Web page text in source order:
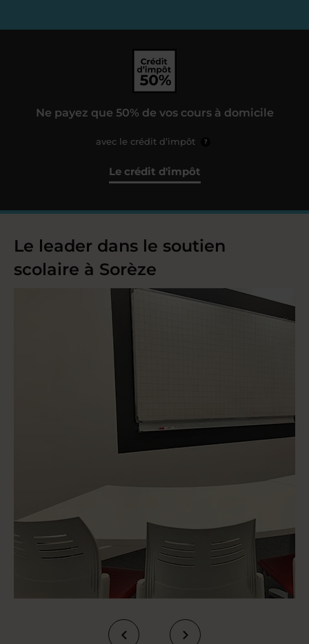
Ne payez que 50% de vos cours à domicile
avec le crédit d’impôt ?
Le crédit d'impôt
Le leader dans le soutien
scolaire à Sorèze